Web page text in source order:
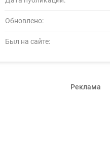
Обновлено:
Был на сайте:
Реклама